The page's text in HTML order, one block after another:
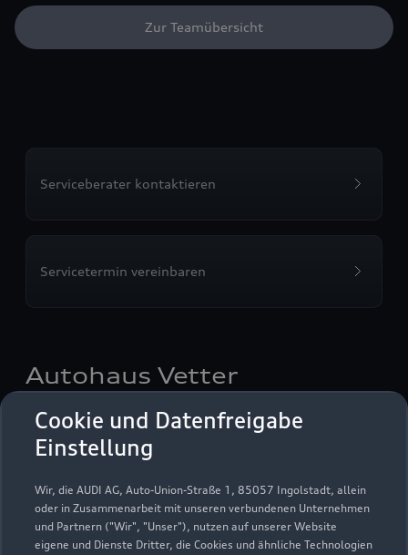
Cookie und Datenfreigabe
Einstellung
Wir, die AUDI AG, Auto-Union-Straße 1, 85057 Ingolstadt, allein
oder in Zusammenarbeit mit unseren verbundenen Unternehmen
und Partnern ("Wir", "Unser"), nutzen auf unserer Website
eigene und Dienste Dritter, die Cookies und ähnliche Technologien
Zur Teamübersicht
Serviceberater kontaktieren
Servicetermin vereinbaren
Autohaus Vetter
Vertriebsgesellschaft mbH
Kronach